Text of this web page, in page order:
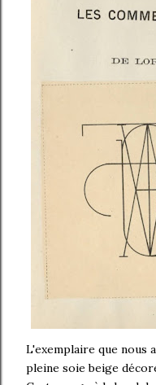
L'exemplaire que nous
pleine soie beige